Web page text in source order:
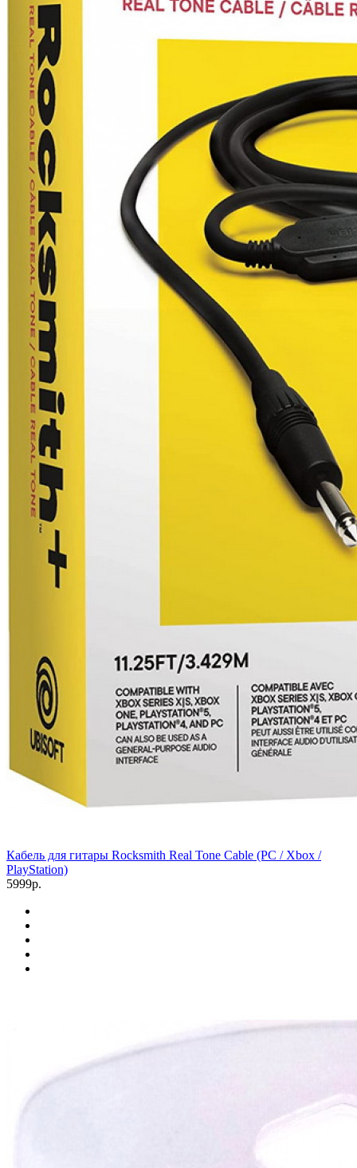
Кабель для гитары Rocksmith Real Tone Cable (PC / Xbox /
PlayStation)
5999р.